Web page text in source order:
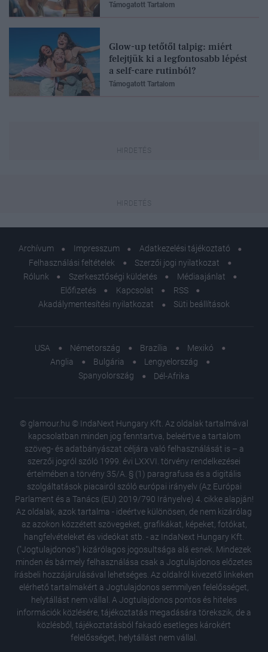
és
Támogatott Tartalom
Glow-up tetőtől talpig: miért
felejtjük ki a legfontosabb lépést
a self-care rutinból?
Támogatott Tartalom
Archívum Impresszum
Adatkezelési tájékoztató
Felhasználási feltételek
Szerzői jogi nyilatkozat
Rólunk
Szerkesztőségi küldetés
Médiaajánlat
Előfizetés
Kapcsolat
RSS
Akadálymentesítési nyilatkozat
Süti beállítások
USA Németország Brazília
Mexikó
Anglia
Bulgária
Lengyelország
Spanyolország
Dél-Afrika
© glamour.hu © IndaNext Hungary Kft. Az oldalak tartalmával
kapcsolatban minden jog fenntartva, beleértve a tartalom
szöveg- és adatbányászat céljára való felhasználását is – a
szerzői jogról szóló 1999. évi LXXVI. törvény rendelkezései
értelmében a törvény 35/A. § (1) paragrafusa és a digitális
szolgáltatások piacairól szóló európai irányelv (Az Európai
Parlament és a Tanács (EU) 2019/790 Irányelve) 4. cikke alapján!
Az oldalak, azok tartalma - ideértve különösen, de nem kizárólag
az azokon közzétett szövegeket, grafikákat, képeket, fotókat,
hangfelvételeket és videókat stb. - az IndaNext Hungary Kft.
("Jogtulajdonos") kizárólagos jogosultsága alá esnek. Mindezek
minden és bármely felhasználása csak a Jogtulajdonos előzetes
írásbeli hozzájárulásával lehetséges. Az oldalról kivezető linkeken
elérhető tartalmakért a Jogtulajdonos semmilyen felelősséget,
helytállást nem vállal. A Jogtulajdonos pontos és hiteles
információk közlésére, tájékoztatás megadására törekszik, de a
közlésből, tájékoztatásból fakadó esetleges károkért
felelősséget, helytállást nem vállal.